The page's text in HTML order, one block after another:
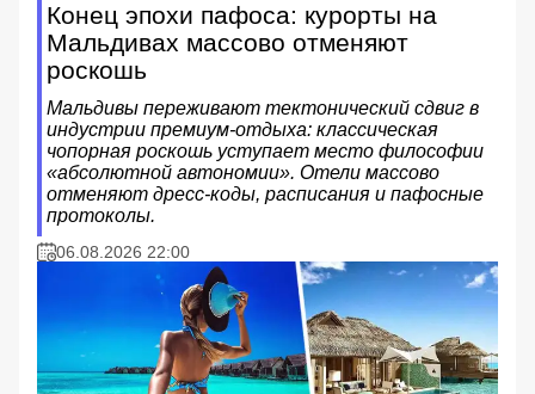
Конец эпохи пафоса: курорты на
Мальдивах массово отменяют
роскошь
Мальдивы переживают тектонический сдвиг в
индустрии премиум-отдыха: классическая
чопорная роскошь уступает место философии
«абсолютной автономии». Отели массово
отменяют дресс-коды, расписания и пафосные
протоколы.
06.08.2026 22:00